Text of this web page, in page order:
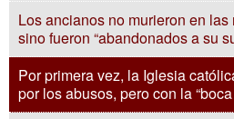
Los ancianos no murieron en
sino fueron “abandonados a su
Por primera vez, la Iglesia
por los abusos, pero con la